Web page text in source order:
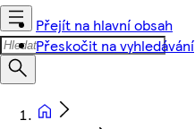
Přejít na hlavní obsah
Přeskočit na vyhledávání